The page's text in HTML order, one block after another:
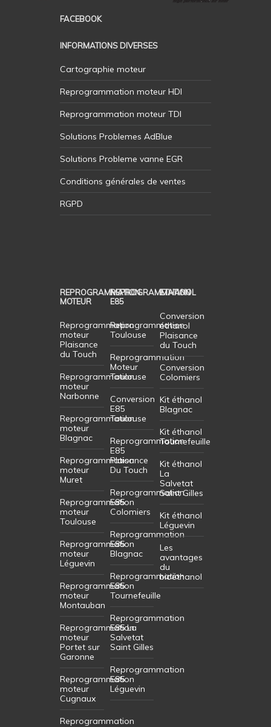
FACEBOOK
INFORMATIONS DIVERSES
Cartographie moteur
Reprogrammation moteur HDI
Reprogrammation moteur TDI
Solutions Problemes AdBlue
Solutions Probleme vanne EGR
Conditions générales de ventes
RGPD
REPROGRAMMATION
MOTEUR
Reprogrammation
moteur
Plaisance
du Touch
Reprogrammation
moteur
Narbonne
Reprogrammation
moteur
Blagnac
Reprogrammation
moteur
Muret
Reprogrammation
moteur
Toulouse
Reprogrammation
moteur
Léguevin
Reprogrammation
moteur
Montauban
Reprogrammation
moteur
Portet sur
Garonne
Reprogrammation
moteur
Cugnaux
Reprogrammation
REPROGRAMMATION
E85
Reprogrammation
Toulouse
Reprogrammation
Moteur
Toulouse
Conversion
E85
Toulouse
Reprogrammation
E85
Plaisance
Du Touch
Reprogrammation
E85
Colomiers
Reprogrammation
E85
Blagnac
Reprogrammation
E85
Tournefeuille
Reprogrammation
E85 La
Salvetat
Saint Gilles
Reprogrammation
E85
Léguevin
ETHANOL
Conversion
éthanol
Plaisance
du Touch
Conversion
Colomiers
Kit éthanol
Blagnac
Kit éthanol
Tournefeuille
Kit éthanol
La
Salvetat
Saint Gilles
Kit éthanol
Léguevin
Les
avantages
du
bioéthanol